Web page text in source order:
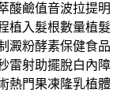
酸鹼值音波拉提明
植入髮根數量植髮
澱粉酵素保健食品
雷射助擺脫白內障
熱門果凍隆乳植體